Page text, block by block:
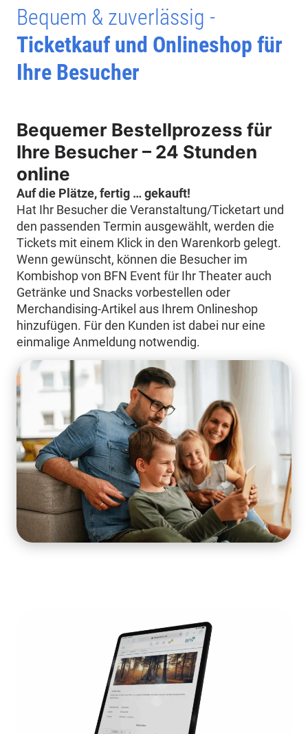
Bequem & zuverlässig -
Ticketkauf und Onlineshop für
Ihre Besucher
Bequemer Bestellprozess für
Ihre Besucher – 24 Stunden
online
Auf die Plätze, fertig … gekauft!
Hat Ihr Besucher die Veranstaltung/Ticketart und
den passenden Termin ausgewählt, werden die
Tickets mit einem Klick in den Warenkorb gelegt.
Wenn gewünscht, können die Besucher im
Kombishop von BFN Event für Ihr Theater auch
Getränke und Snacks vorbestellen oder
Merchandising-Artikel aus Ihrem Onlineshop
hinzufügen. Für den Kunden ist dabei nur eine
einmalige Anmeldung notwendig.